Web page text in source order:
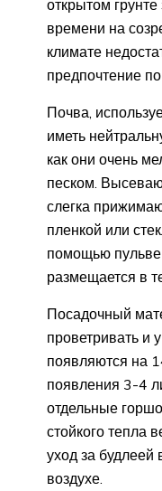
открытом
времени на
климате
предпочтение
Почва,
иметь
как они очень
песком.
слегка
пленкой или
помощью
размещается в
Посадочный
проветривать и
появляются на
появления 3-4
отдельные
стойкого тепла
уход за будлеей
воздухе.